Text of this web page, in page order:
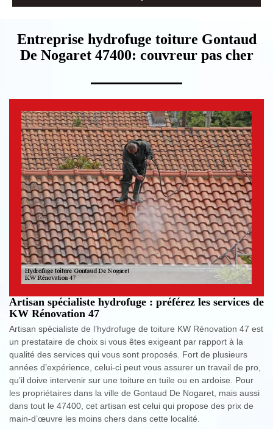
Entreprise hydrofuge toiture Gontaud
De Nogaret 47400: couvreur pas cher
Artisan spécialiste hydrofuge : préférez les services de
KW Rénovation 47
Artisan spécialiste de l’hydrofuge de toiture KW Rénovation 47 est
un prestataire de choix si vous êtes exigeant par rapport à la
qualité des services qui vous sont proposés. Fort de plusieurs
années d’expérience, celui-ci peut vous assurer un travail de pro,
qu’il doive intervenir sur une toiture en tuile ou en ardoise. Pour
les propriétaires dans la ville de Gontaud De Nogaret, mais aussi
dans tout le 47400, cet artisan est celui qui propose des prix de
main-d’œuvre les moins chers dans cette localité.